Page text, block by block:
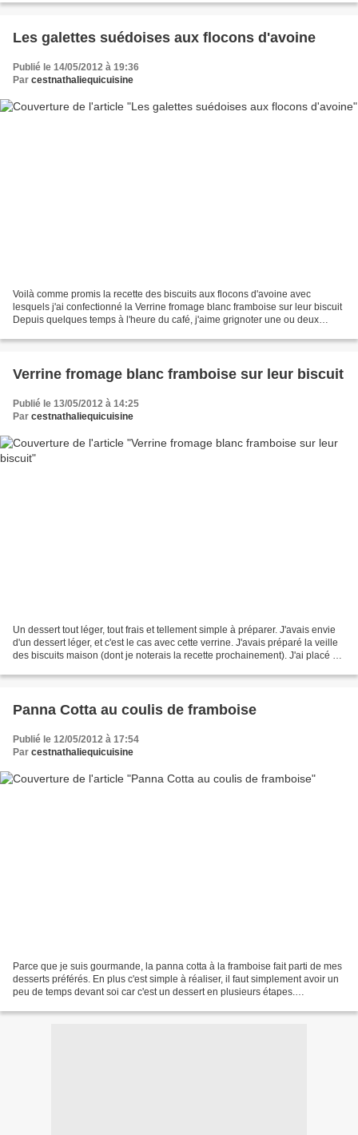
Les galettes suédoises aux flocons d'avoine
Publié le 14/05/2012 à 19:36
Par cestnathaliequicuisine
Voilà comme promis la recette des biscuits aux flocons d'avoine avec
lesquels j'ai confectionné la Verrine fromage blanc framboise sur leur biscuit
Depuis quelques temps à l'heure du café, j'aime grignoter une ou deux
Verrine fromage blanc framboise sur leur biscuit
Publié le 13/05/2012 à 14:25
Par cestnathaliequicuisine
Un dessert tout léger, tout frais et tellement simple à préparer. J'avais envie
d'un dessert léger, et c'est le cas avec cette verrine. J'avais préparé la veille
des biscuits maison (dont je noterais la recette prochainement). J'ai placé un
Panna Cotta au coulis de framboise
Publié le 12/05/2012 à 17:54
Par cestnathaliequicuisine
Parce que je suis gourmande, la panna cotta à la framboise fait parti de mes
desserts préférés. En plus c'est simple à réaliser, il faut simplement avoir un
peu de temps devant soi car c'est un dessert en plusieurs étapes.